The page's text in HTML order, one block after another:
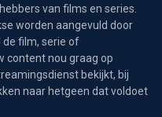
van films en series.
worden aangevuld door
de film, serie of
content nou graag op
bekijkt, bij
naar hetgeen dat voldoet